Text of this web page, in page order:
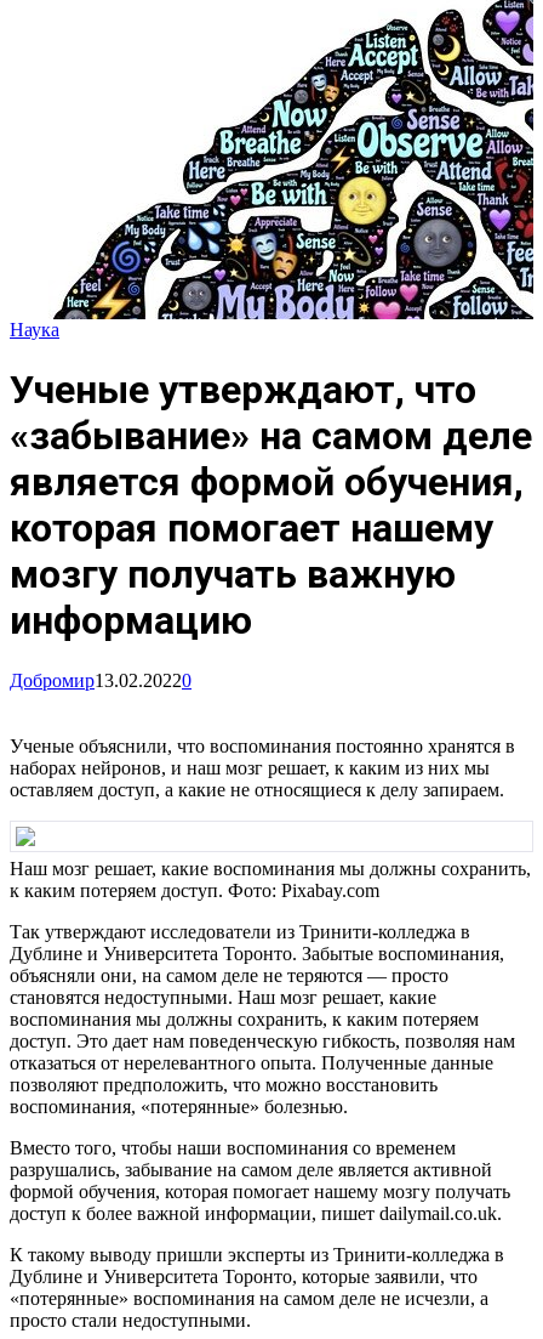
Наука
Ученые утверждают, что
«забывание» на самом деле
является формой обучения,
которая помогает нашему
мозгу получать важную
информацию
Добромир13.02.20220
Ученые объяснили, что воспоминания постоянно хранятся в
наборах нейронов, и наш мозг решает, к каким из них мы
оставляем доступ, а какие не относящиеся к делу запираем.
Наш мозг решает, какие воспоминания мы должны сохранить,
к каким потеряем доступ. Фото: Pixabay.com
Так утверждают исследователи из Тринити-колледжа в
Дублине и Университета Торонто. Забытые воспоминания,
объясняли они, на самом деле не теряются — просто
становятся недоступными. Наш мозг решает, какие
воспоминания мы должны сохранить, к каким потеряем
доступ. Это дает нам поведенческую гибкость, позволяя нам
отказаться от нерелевантного опыта. Полученные данные
позволяют предположить, что можно восстановить
воспоминания, «потерянные» болезнью.
Вместо того, чтобы наши воспоминания со временем
разрушались, забывание на самом деле является активной
формой обучения, которая помогает нашему мозгу получать
доступ к более важной информации, пишет dailymail.co.uk.
К такому выводу пришли эксперты из Тринити-колледжа в
Дублине и Университета Торонто, которые заявили, что
«потерянные» воспоминания на самом деле не исчезли, а
просто стали недоступными.